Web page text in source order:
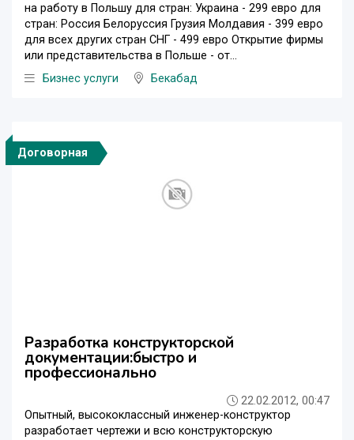
на работу в Польшу для стран: Украина - 299 евро для
стран: Россия Белоруссия Грузия Молдавия - 399 евро
для всех других стран СНГ - 499 евро Открытие фирмы
или представительства в Польше - от...
Бизнес услуги
Бекабад
Договорная
Разработка конструкторской
документации:быстро и
профессионально
22.02.2012, 00:47
Опытный, высококлассный инженер-конструктор
разработает чертежи и всю конструкторскую